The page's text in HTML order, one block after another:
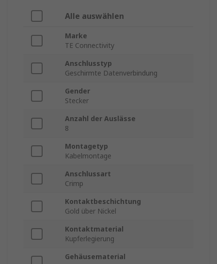
Alle auswählen
Marke
TE Connectivity
Anschlusstyp
Geschirmte Datenverbindung
Gender
Stecker
Anzahl der Auslässe
8
Montagetyp
Kabelmontage
Anschlussart
Crimp
Kontaktbeschichtung
Gold über Nickel
Kontaktmaterial
Kupferlegierung
Gehäusematerial